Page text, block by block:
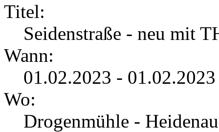
Titel:
Seidenstraße - neu mit
Wann:
01.02.2023 -
Wo:
Drogenmühle - Heidenau